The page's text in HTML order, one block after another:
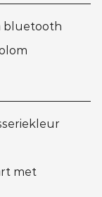
bluetooth
met